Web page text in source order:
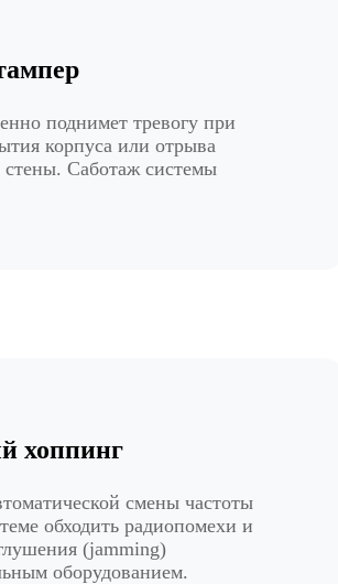
поднимет тревогу при
корпуса или отрыва
стены. Саботаж системы
хоппинг
смены частоты
обходить радиопомехи и
(jamming)
оборудованием.